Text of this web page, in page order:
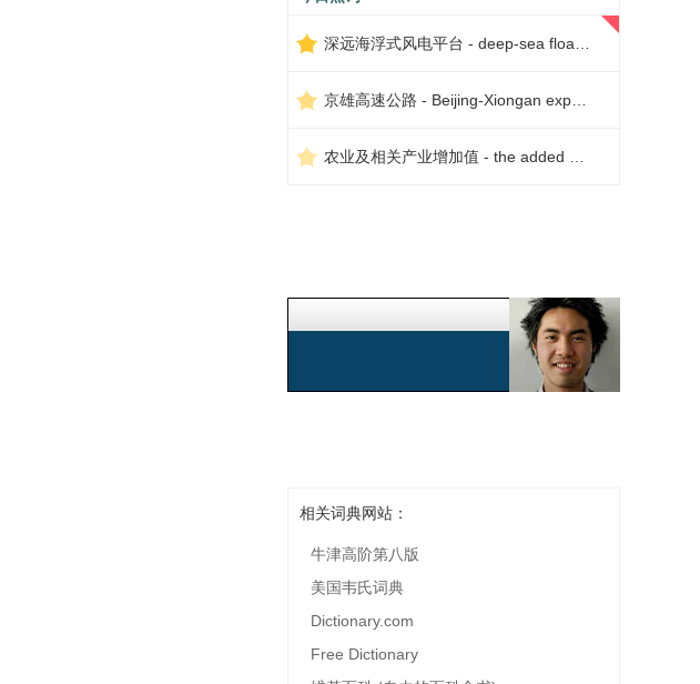
相关词典网站：
牛津高阶第八版
美国韦氏词典
Dictionary.com
Free Dictionary